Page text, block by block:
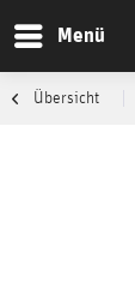
Menü
Übersicht